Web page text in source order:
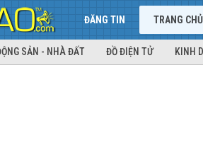
ĐĂNG TIN TRANG CHỦ
SẢN - NHÀ ĐẤT ĐỒ ĐIỆN TỬ KINH